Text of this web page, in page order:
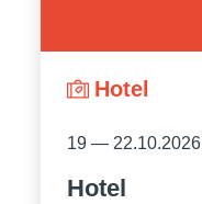
Hotel
19 — 22.10.2026
Hotel